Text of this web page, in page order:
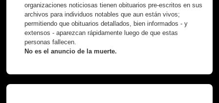
organizaciones noticiosas tienen obituarios pre-escritos en sus
archivos para individuos notables que aun están vivos;
permitiendo que obituarios detallados, bien informados - y
extensos - aparezcan rápidamente luego de que estas
personas fallecen.
No es el anuncio de la muerte.